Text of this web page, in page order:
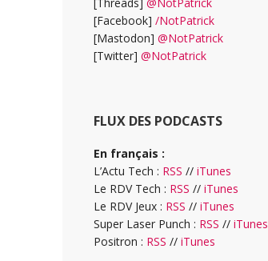
[Facebook] /NotPatrick
[Mastodon] @NotPatrick
[Twitter] @NotPatrick
FLUX DES PODCASTS
En français :
L’Actu Tech : RSS // iTunes
Le RDV Tech : RSS // iTunes
Le RDV Jeux : RSS // iTunes
Super Laser Punch : RSS // iTunes
Positron : RSS // iTunes